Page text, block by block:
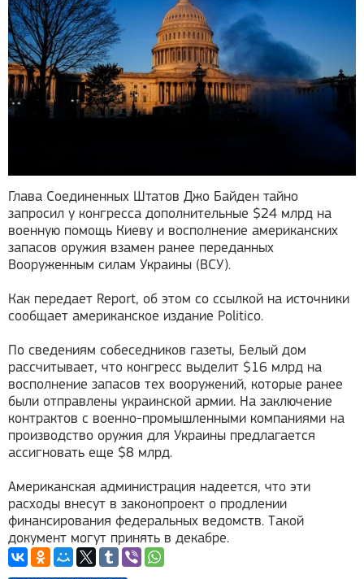
Глава Соединенных Штатов Джо Байден тайно
запросил у конгресса дополнительные $24 млрд на
военную помощь Киеву и восполнение американских
запасов оружия взамен ранее переданных
Вооруженным силам Украины (ВСУ).
Как передает Report, об этом со ссылкой на источники
сообщает американское издание Politico.
По сведениям собеседников газеты, Белый дом
рассчитывает, что конгресс выделит $16 млрд на
восполнение запасов тех вооружений, которые ранее
были отправлены украинской армии. На заключение
контрактов с военно-промышленными компаниями на
производство оружия для Украины предлагается
ассигновать еще $8 млрд.
Американская администрация надеется, что эти
расходы внесут в законопроект о продлении
финансирования федеральных ведомств. Такой
документ могут принять в декабре.